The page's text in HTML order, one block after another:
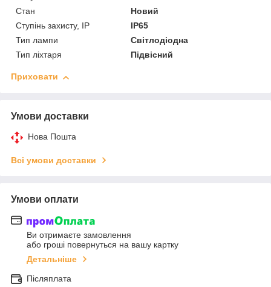
Стан
Новий
Ступінь захисту, IP
IP65
Тип лампи
Світлодіодна
Тип ліхтаря
Підвісний
Приховати
Умови доставки
Нова Пошта
Всі умови доставки
Умови оплати
Ви отримаєте замовлення
або гроші повернуться на вашу картку
Детальніше
Післяплата